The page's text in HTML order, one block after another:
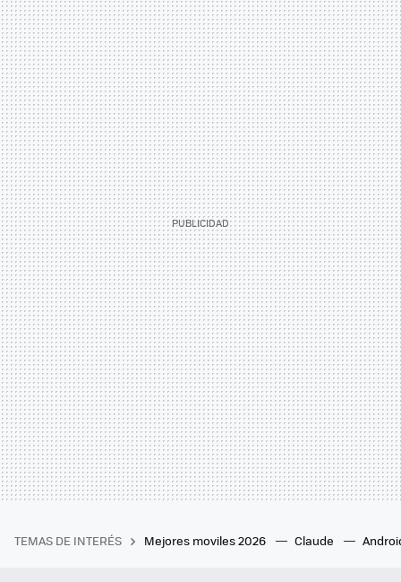
TEMAS DE INTERÉS Mejores moviles 2026 Claude